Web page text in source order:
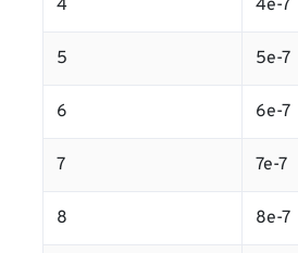
4 4e-7
5 5e-7
6 6e-7
7 7e-7
8 8e-7